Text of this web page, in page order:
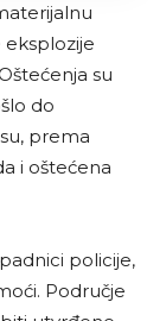
su
do
prema
i oštećena
policije,
Područje